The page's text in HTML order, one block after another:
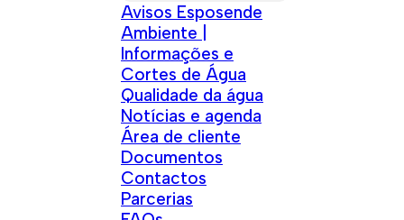
Avisos Esposende
Ambiente |
Informações e
Cortes de Água
Qualidade da água
Notícias e agenda
Área de cliente
Documentos
Contactos
Parcerias